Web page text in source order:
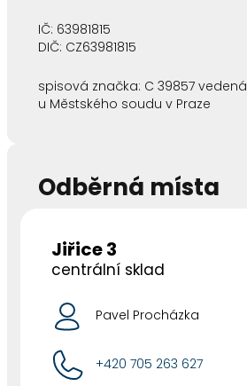
IČ: 63981815
DIČ: CZ63981815
spisová značka: C 39857 vedená
u Městského soudu v Praze
Odběrná místa
Jiřice 3
centrální sklad
Pavel Procházka
+420 705 263 627